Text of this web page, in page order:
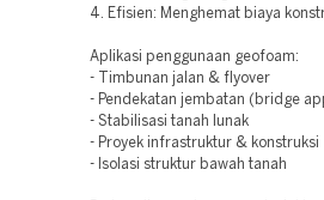
4. Efisien: Menghemat biaya
Aplikasi penggunaan geofoam:
- Timbunan jalan & flyover
- Pendekatan jembatan (bridge
- Stabilisasi tanah lunak
- Proyek infrastruktur & konstruksi
- Isolasi struktur bawah tanah